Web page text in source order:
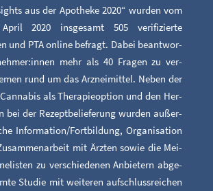
aus der Apo­the­ke 2020“ wur­den vom
2020 ins­ge­samt 505 veri­fi­zier­te
und PTA online befragt. Dabei beant­wor­
mehr als 40 Fra­gen zu ver­
rund um das Arz­nei­mit­tel. Neben der
als The­ra­pie­op­ti­on und den Her­
bei der Rezept­be­lie­fe­rung wur­den außer­
Information/Fortbildung, Orga­ni­sa­ti­on
mit Ärz­ten sowie die Mei­
zu ver­schie­de­nen Anbie­tern abge­
Stu­die mit wei­te­ren auf­schluss­rei­chen